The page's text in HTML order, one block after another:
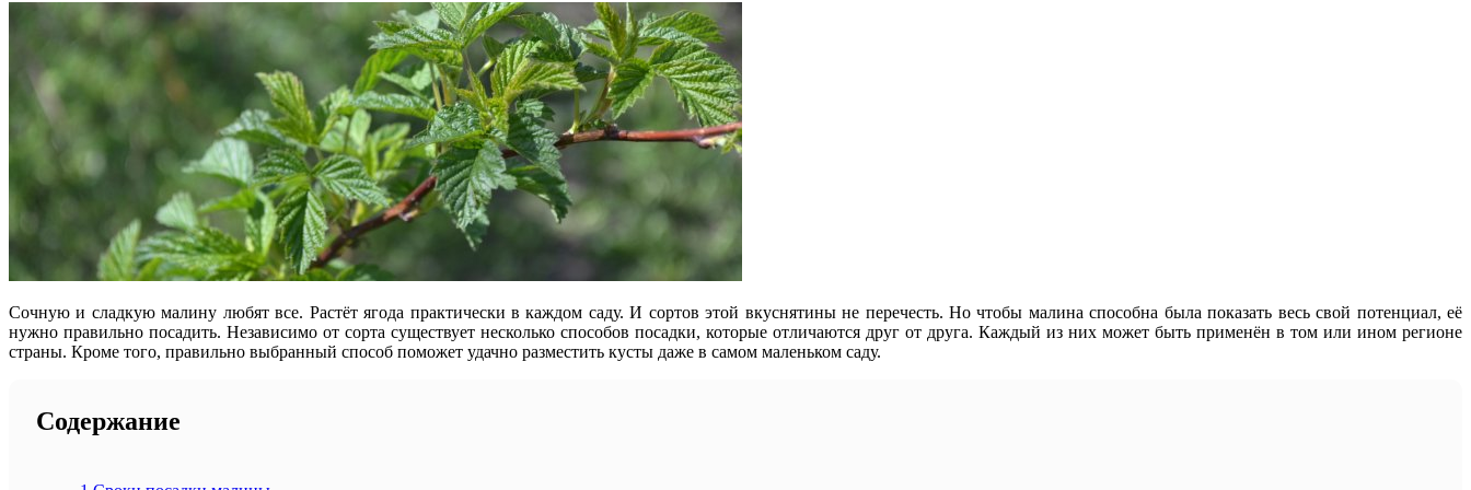
Сочную и сладкую малину любят все. Растёт ягода практически в каждом саду. И сортов этой вкуснятины не перечесть. Но чтобы малина способна была показать весь свой потенциал, её
нужно правильно посадить. Независимо от сорта существует несколько способов посадки, которые отличаются друг от друга. Каждый из них может быть применён в том или ином регионе
страны. Кроме того, правильно выбранный способ поможет удачно разместить кусты даже в самом маленьком саду.
Содержание